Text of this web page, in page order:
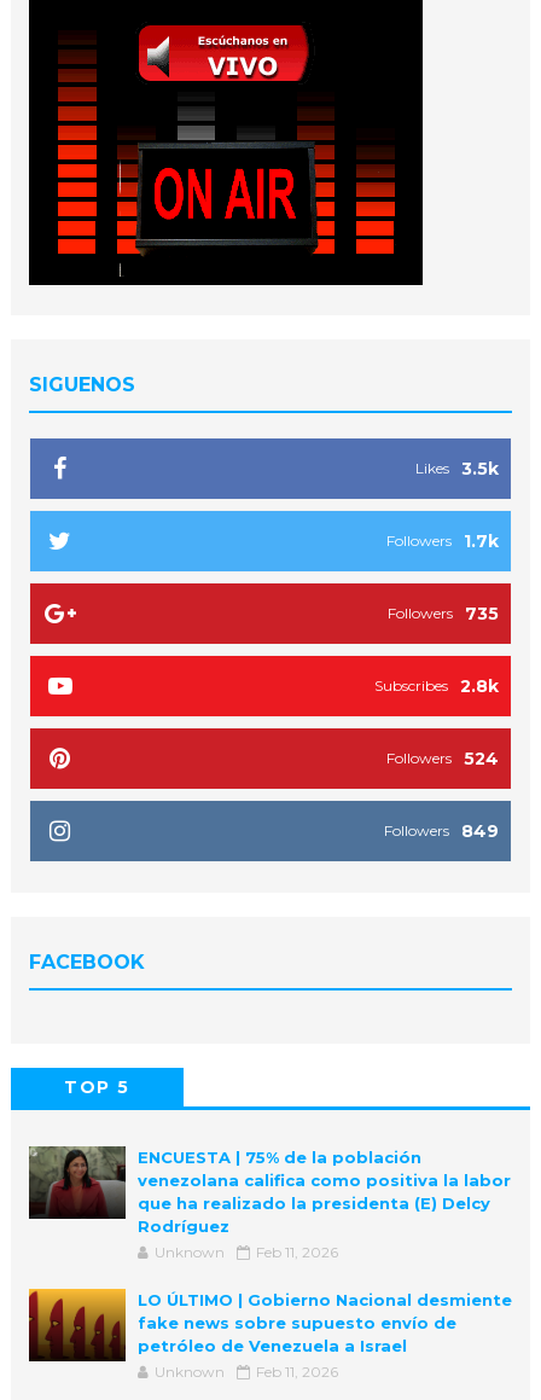
SIGUENOS
3.5k
Likes
1.7k
Followers
735
Followers
2.8k
Subscribes
524
Followers
849
Followers
FACEBOOK
TOP 5
ENCUESTA | 75% de la población
venezolana califica como positiva la labor
que ha realizado la presidenta (E) Delcy
Rodríguez
Unknown Feb 11, 2026
LO ÚLTIMO | Gobierno Nacional desmiente
fake news sobre supuesto envío de
petróleo de Venezuela a Israel
Unknown Feb 11, 2026